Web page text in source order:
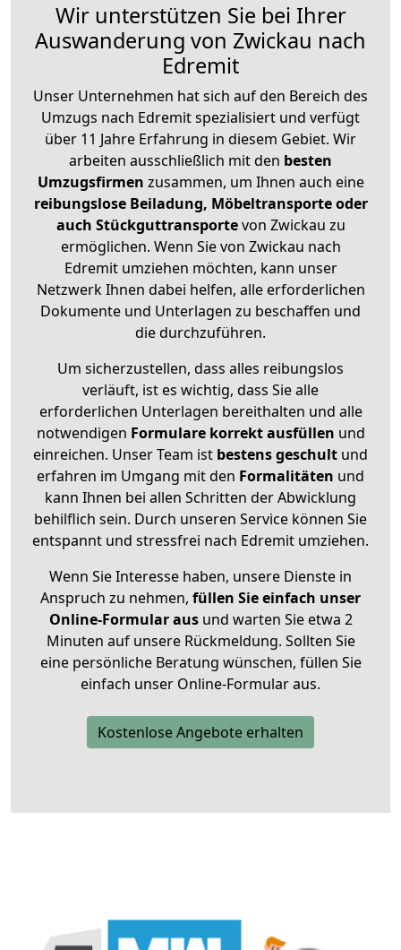
Wir unterstützen Sie bei Ihrer
Auswanderung von Zwickau nach
Edremit
Unser Unternehmen hat sich auf den Bereich des
Umzugs nach Edremit spezialisiert und verfügt
über 11 Jahre Erfahrung in diesem Gebiet. Wir
arbeiten ausschließlich mit den besten
Umzugsfirmen zusammen, um Ihnen auch eine
reibungslose Beiladung, Möbeltransporte oder
auch Stückguttransportevon Zwickau zu
ermöglichen. Wenn Sie von Zwickau nach
Edremit umziehen möchten, kann unser
Netzwerk Ihnen dabei helfen, alle erforderlichen
Dokumente und Unterlagen zu beschaffen und
die durchzuführen.
Um sicherzustellen, dass alles reibungslos
verläuft, ist es wichtig, dass Sie alle
erforderlichen Unterlagen bereithalten und alle
notwendigen Formulare korrekt ausfüllen und
einreichen. Unser Team ist bestens geschult und
erfahren im Umgang mit den Formalitäten und
kann Ihnen bei allen Schritten der Abwicklung
behilflich sein. Durch unseren Service können Sie
entspannt und stressfrei nach Edremit umziehen.
Wenn Sie Interesse haben, unsere Dienste in
Anspruch zu nehmen, füllen Sie einfach unser
Online-Formular ausund warten Sie etwa 2
Minuten auf unsere Rückmeldung. Sollten Sie
eine persönliche Beratung wünschen, füllen Sie
einfach unser Online-Formular aus.
Kostenlose Angebote erhalten